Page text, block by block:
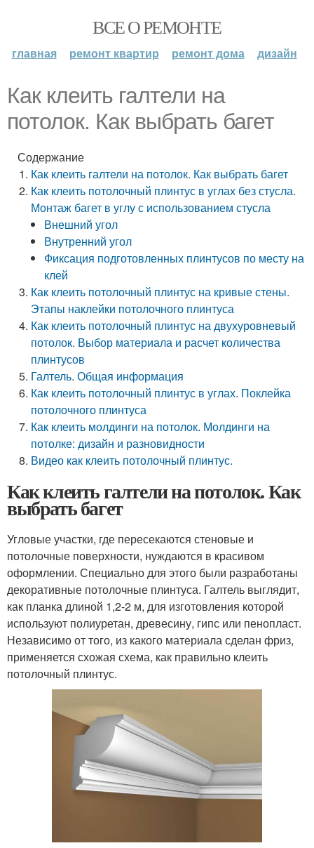
ВСЕ О РЕМОНТЕ
главная ремонт квартир ремонт дома дизайн
Как клеить галтели на
потолок. Как выбрать багет
Содержание
Как клеить галтели на потолок. Как выбрать багет
Как клеить потолочный плинтус в углах без стусла.
Монтаж багет в углу с использованием стусла
Внешний угол
Внутренний угол
Фиксация подготовленных плинтусов по месту на
клей
Как клеить потолочный плинтус на кривые стены.
Этапы наклейки потолочного плинтуса
Как клеить потолочный плинтус на двухуровневый
потолок. Выбор материала и расчет количества
плинтусов
Галтель. Общая информация
Как клеить потолочный плинтус в углах. Поклейка
потолочного плинтуса
Как клеить молдинги на потолок. Молдинги на
потолке: дизайн и разновидности
Видео как клеить потолочный плинтус.
Как клеить галтели на потолок. Как
выбрать багет
Угловые участки, где пересекаются стеновые и
потолочные поверхности, нуждаются в красивом
оформлении. Специально для этого были разработаны
декоративные потолочные плинтуса. Галтель выглядит,
как планка длиной 1,2-2 м, для изготовления которой
используют полиуретан, древесину, гипс или пенопласт.
Независимо от того, из какого материала сделан фриз,
применяется схожая схема, как правильно клеить
потолочный плинтус.